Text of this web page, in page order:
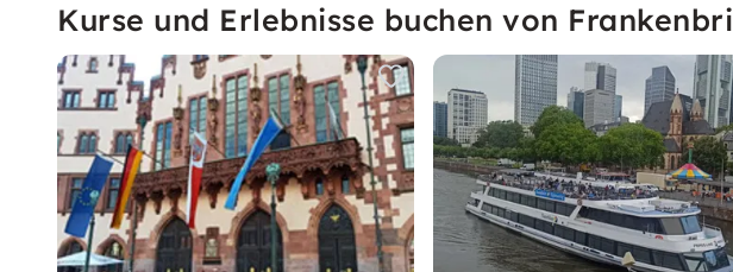
Kurse und Erlebnisse buchen von